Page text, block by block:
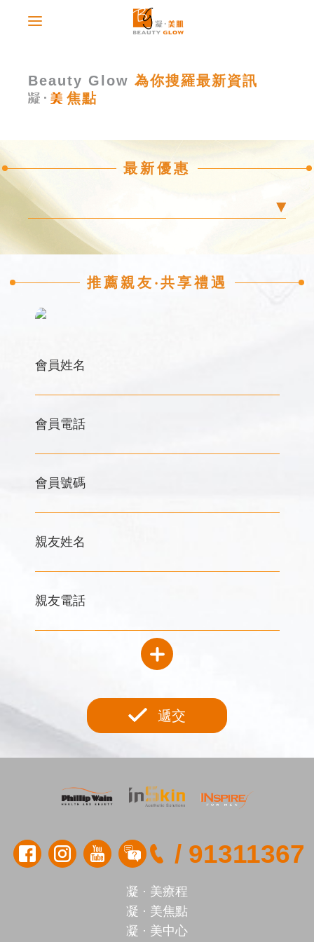
Beauty Glow 為你搜羅最新資訊
焦點
最新優惠
推薦親友‧共享禮遇
會員姓名
會員電話
會員號碼
親友姓名
親友電話
遞交
/ 91311367
凝 · 美療程
凝 · 美焦點
凝 · 美中心